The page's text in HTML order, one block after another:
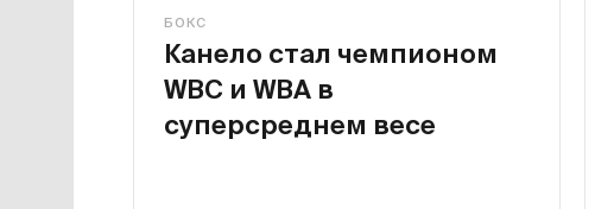
БОКС
Канело стал чемпионом
WBC и WBA в
суперсреднем весе